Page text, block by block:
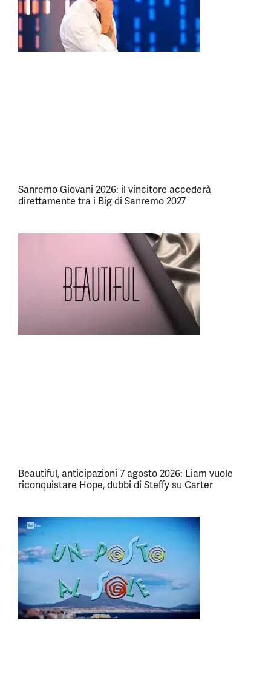
Sanremo Giovani 2026: il vincitore accederà
direttamente tra i Big di Sanremo 2027
Beautiful, anticipazioni 7 agosto 2026: Liam vuole
riconquistare Hope, dubbi di Steffy su Carter